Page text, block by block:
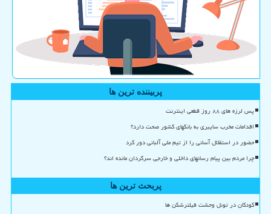
پربیننده ترین ها
پس لرزه های ۸۸ روز قطعی اینترنت
اقدامات مخرب سایبری به بانکهای کشور صحت دارد؟
حضور در استقلال آسانی را از تیم ملی آلبانی دور کرد
چرا مردم بین پیام رسانهای داخلی و خارجی سرگردان مانده اند؟
پربحث ترین ها
کودکان در تونل وحشت فیلترشکن ها